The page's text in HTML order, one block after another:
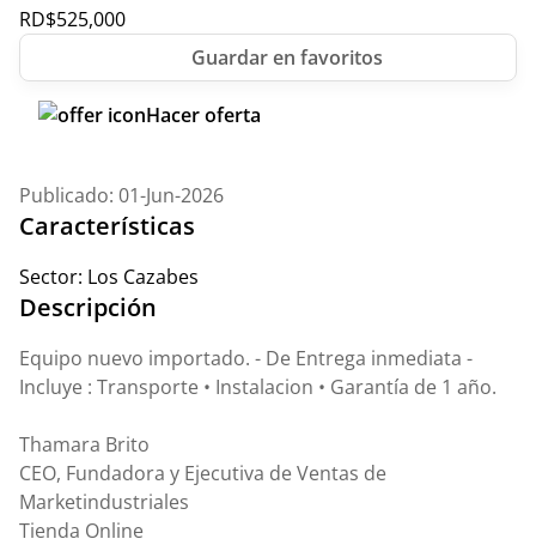
RD$525,000
Hacer oferta
Publicado: 01-Jun-2026
Características
Sector: Los Cazabes
Descripción
Equipo nuevo importado. - De Entrega inmediata -
Incluye : Transporte • Instalacion • Garantía de 1 año.
Thamara Brito
CEO, Fundadora y Ejecutiva de Ventas de
Marketindustriales
Tienda Online